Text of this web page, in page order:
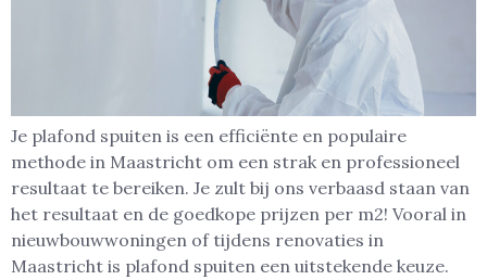
Je plafond spuiten is een efficiënte en populaire
methode in Maastricht om een strak en professioneel
resultaat te bereiken. Je zult bij ons verbaasd staan van
het resultaat en de goedkope prijzen per m2! Vooral in
nieuwbouwwoningen of tijdens renovaties in
Maastricht is plafond spuiten een uitstekende keuze.